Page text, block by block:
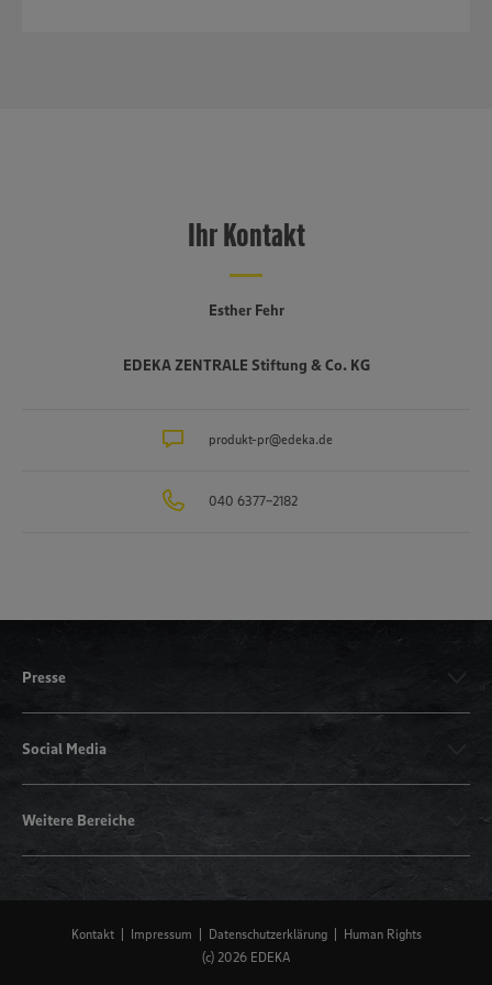
Ihr Kontakt
Esther Fehr
EDEKA ZENTRALE Stiftung & Co. KG
produkt-pr@edeka.de
040 6377-2182
Presse
Social Media
Weitere Bereiche
Kontakt Impressum Datenschutzerklärung
Human Rights
(c) 2026 EDEKA